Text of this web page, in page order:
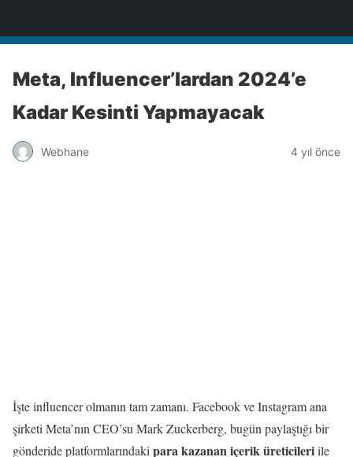
Meta, Influencer’lardan 2024’e
Kadar Kesinti Yapmayacak
Webhane 4 yıl önce
İşte influencer olmanın tam zamanı. Facebook ve Instagram ana
şirketi Meta’nın CEO’su Mark Zuckerberg, bugün paylaştığı bir
gönderide platformlarındaki para kazanan içerik üreticileriile